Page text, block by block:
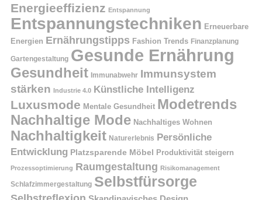
Energieeffizienz Entspannung
Entspannungstechniken Erneuerbare
Energien Ernährungstipps Fashion Trends Finanzplanung
Gartengestaltung Gesunde Ernährung
Gesundheit Immunabwehr Immunsystem
stärken Industrie 4.0 Künstliche Intelligenz
Luxusmode Mentale Gesundheit Modetrends
Nachhaltige Mode Nachhaltiges Wohnen
Nachhaltigkeit Naturerlebnis Persönliche
Entwicklung Platzsparende Möbel Produktivität steigern
Prozessoptimierung Raumgestaltung Risikomanagement
Schlafzimmergestaltung Selbstfürsorge